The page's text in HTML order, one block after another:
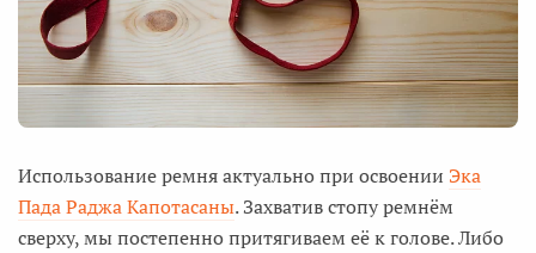
Использование ремня актуально при освоении Эка
Пада Раджа Капотасаны. Захватив стопу ремнём
сверху, мы постепенно притягиваем её к голове. Либо